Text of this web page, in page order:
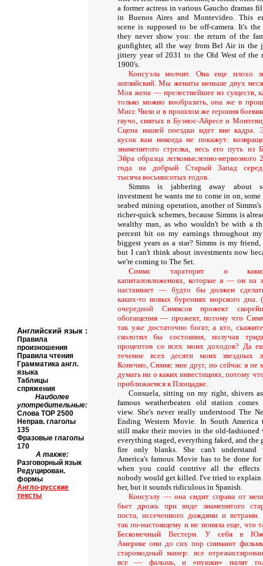
a former actress in various Gaucho dramas
in Buenos Aires and Montevideo. This
scene is supposed to be off-camera. It's the
they never show you: the return of the
gunfighter, all the way from Bel Air in the
jittery year of 2031 to the Old West of the
1900's.
Консуэла молчит. Она еще плохо
английский. Мы женаты меньше двух
Моя жена — прелестнейшее из существ,
только можно вообразить, она же в
Мисс Чили и в прошлом же героиня
гаучо, снятых в Буэнос-Айресе и
Сцена нашей поездки идет вне кадра.
кусок вам никогда не покажут:
знаменитого стрелка, весь его путь из
Эйра образца легкомысленно-нервозного
года на добрый Старый Запад
тысяча восьмисотых годов.
Simms is jabbering away about
investment he wants me to come in on, some
seabed mining operation, another of
richer-quick schemes, because Simms is
wealthy man, as who wouldn't be with a
percent bit on my earnings throughout
biggest years as a star? Simms is my
but I can't think about investments now
we're coming to The Set.
Симмс тараторит о
капиталовложениях, которые я — он на
настаивает — будто бы должен
каких-то новых бурениях морского дна.
очередной Симмсов прожект
обогащения — прожект, потому что
так уже достаточно богат, а кто,
сколотил бы состояния, получая
процентов со всех моих доходов? Да
течение всех десяти моих звездных
Конечно, Симмс мне друг, но сейчас я не
думать ни о каких инвестициях, потому
приближаемся к Площадке.
Consuela, sitting on my right, shivers
famous weatherbeaten old station comes
view. She's never really understood The
Ending Western Movie. In South America
still make their movies in the old-fashioned
everything staged, everything faked, and the
fire only blanks. She can't understand
America's famous Movie has to be done for
when you could contrive all the effects
nobody would get killed. I've tried to
her, but it sounds ridiculous in Spanish.
Консуэлу — она сидит справа от
бьет дрожь при виде знаменитого
поста, иссеченного дождями и ветрами.
так по-настоящему и не поняла еще, что
Бесконечный Вестерн. У себя в
Америке они до сих пор снимают
старомодный манер: все
все — фальшь, и «пушки» палят
Английский язык :
Правила
произношения
Правила чтения
Грамматика англ.
языка
Таблицы
спряжения
Наиболее
употребительные:
Слова TOP 2500
Неправ. глаголы
135
Фразовые глаголы
170
А также:
Разговорный язык
Редуцирован.
формы
Англо-русские
тексты